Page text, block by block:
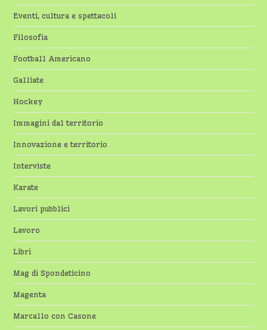
Eventi, cultura e spettacoli
Filosofia
Football Americano
Galliate
Hockey
Immagini dal territorio
Innovazione e territorio
Interviste
Karate
Lavori pubblici
Lavoro
Libri
Mag di Spondeticino
Magenta
Marcallo con Casone